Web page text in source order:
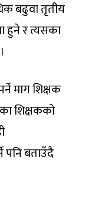
बढुवा तृतीय
हुने र त्यसका
माग शिक्षक
शिक्षकको
पनि बताउँदै